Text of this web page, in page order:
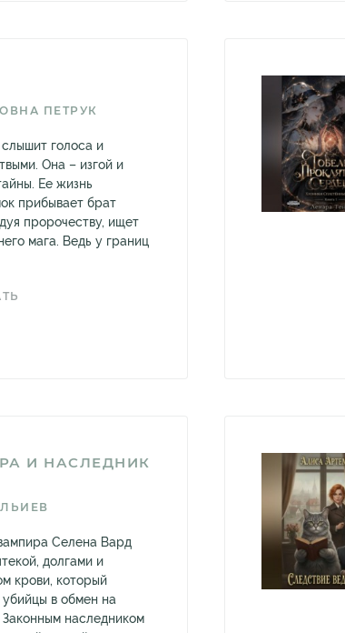
ПЕТРУК
голоса и
Она – изгой и
Ее жизнь
прибывает брат
пророчеству, ищет
мага. Ведь у границ
И НАСЛЕДНИК
Селена Вард
долгами и
крови, который
в обмен на
наследником